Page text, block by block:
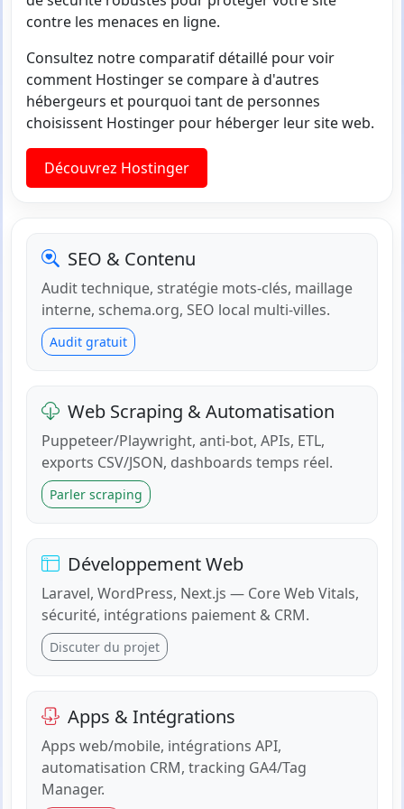
contre les menaces en ligne.
Consultez notre comparatif détaillé pour voir
comment Hostinger se compare à d'autres
hébergeurs et pourquoi tant de personnes
choisissent Hostinger pour héberger leur site web.
Découvrez Hostinger
SEO & Contenu
Audit technique, stratégie mots-clés, maillage
interne, schema.org, SEO local multi-villes.
Audit gratuit
Web Scraping & Automatisation
Puppeteer/Playwright, anti-bot, APIs, ETL,
exports CSV/JSON, dashboards temps réel.
Parler scraping
Développement Web
Laravel, WordPress, Next.js — Core Web Vitals,
sécurité, intégrations paiement & CRM.
Discuter du projet
Apps & Intégrations
Apps web/mobile, intégrations API,
automatisation CRM, tracking GA4/Tag
Manager.